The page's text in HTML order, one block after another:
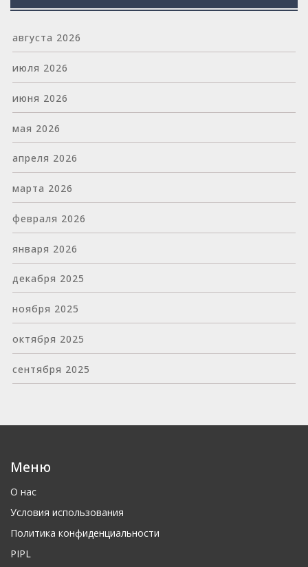
августа 2026
июля 2026
июня 2026
мая 2026
апреля 2026
марта 2026
февраля 2026
января 2026
декабря 2025
ноября 2025
октября 2025
сентября 2025
Меню
О нас
Условия использования
Политика конфиденциальности
PIPL